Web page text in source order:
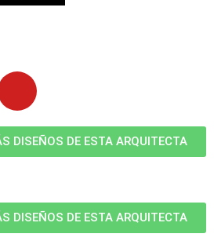
DISEÑOS DE ESTA ARQUITECTA
DISEÑOS DE ESTA ARQUITECTA